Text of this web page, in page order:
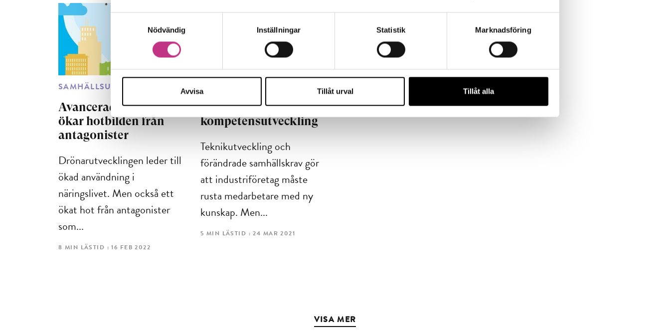
Nödvändig
Inställningar Statistik Marknadsföring
Avvisa Tillåt urval Tillåt alla
SAMHÄLLSUTVECKLING
Avancerade drönare
ökar hotbilden från
antagonister
Drönarutvecklingen leder till
ökad användning i
näringslivet. Men också ett
ökat hot från antagonister
som...
8 MIN LÄSTID : 16 FEB 2022
KOMPETENSFÖRSÖRJNING
Ny digital hubb för
kompetens­utveckling
Teknikutveckling och
förändrade samhällskrav gör
att industriföretag måste
rusta medarbetare med ny
kunskap. Men...
5 MIN LÄSTID : 24 MAR 2021
VISA MER